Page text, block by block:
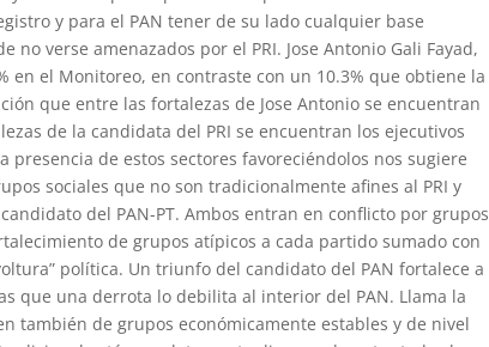
y para el PAN tener de su lado cualquier base
verse amenazados por el PRI. Jose Antonio Gali Fayad,
el Monitoreo, en contraste con un 10.3% que obtiene la
que entre las fortalezas de Jose Antonio se encuentran
de la candidata del PRI se encuentran los ejecutivos
de estos sectores favoreciéndolos nos sugiere
sociales que no son tradicionalmente afines al PRI y
del PAN-PT. Ambos entran en conflicto por grupos
de grupos atípicos a cada partido sumado con
política. Un triunfo del candidato del PAN fortalece a
que una derrota lo debilita al interior del PAN. Llama la
también de grupos económicamente estables y de nivel